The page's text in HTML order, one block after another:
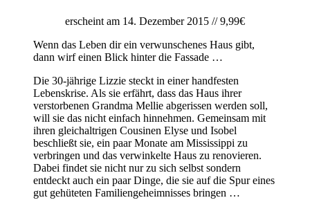
erscheint am 14. Dezember 2015 // 9,99€
Wenn das Leben dir ein verwunschenes Haus gibt,
dann wirf einen Blick hinter die Fassade …
Die 30-jährige Lizzie steckt in einer handfesten
Lebenskrise. Als sie erfährt, dass das Haus ihrer
verstorbenen Grandma Mellie abgerissen werden soll,
will sie das nicht einfach hinnehmen. Gemeinsam mit
ihren gleichaltrigen Cousinen Elyse und Isobel
beschließt sie, ein paar Monate am Mississippi zu
verbringen und das verwinkelte Haus zu renovieren.
Dabei findet sie nicht nur zu sich selbst sondern
entdeckt auch ein paar Dinge, die sie auf die Spur eines
gut gehüteten Familiengeheimnisses bringen …